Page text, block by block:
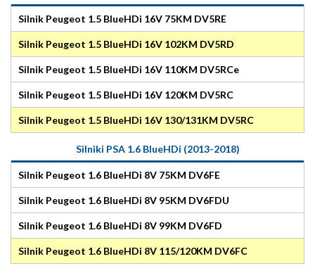
Silnik Peugeot 1.5 BlueHDi 16V 75KM DV5RE
Silnik Peugeot 1.5 BlueHDi 16V 102KM DV5RD
Silnik Peugeot 1.5 BlueHDi 16V 110KM DV5RCe
Silnik Peugeot 1.5 BlueHDi 16V 120KM DV5RC
Silnik Peugeot 1.5 BlueHDi 16V 130/131KM DV5RC
Silniki PSA 1.6 BlueHDi (2013-2018)
Silnik Peugeot 1.6 BlueHDi 8V 75KM DV6FE
Silnik Peugeot 1.6 BlueHDi 8V 95KM DV6FDU
Silnik Peugeot 1.6 BlueHDi 8V 99KM DV6FD
Silnik Peugeot 1.6 BlueHDi 8V 115/120KM DV6FC